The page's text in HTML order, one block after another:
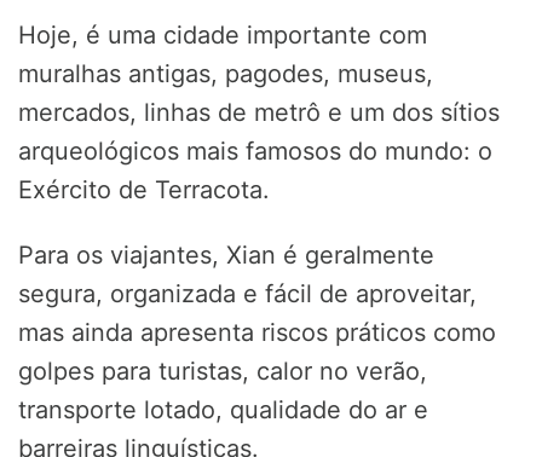
Hoje, é uma cidade importante com
muralhas antigas, pagodes, museus,
mercados, linhas de metrô e um dos sítios
arqueológicos mais famosos do mundo: o
Exército de Terracota.
Para os viajantes, Xian é geralmente
segura, organizada e fácil de aproveitar,
mas ainda apresenta riscos práticos como
golpes para turistas, calor no verão,
transporte lotado, qualidade do ar e
barreiras linguísticas.